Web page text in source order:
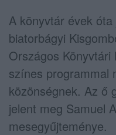
A könyvtár évek
biatorbágyi
Országos
színes programmal
közönségnek. Az ő
jelent meg Samuel
mesegyűjteménye.